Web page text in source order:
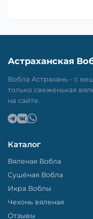
Астраханская
Вобла Астрахань - с
только свеженькая
на сайте.
Каталог
Вяленая Вобла
Сушёная Вобла
Икра Воблы
Чехонь вяленая
Отзывы